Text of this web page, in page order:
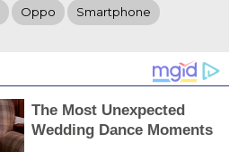
Oppo Smartphone